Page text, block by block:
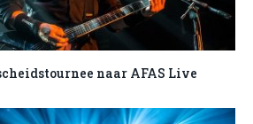
naar AFAS Live